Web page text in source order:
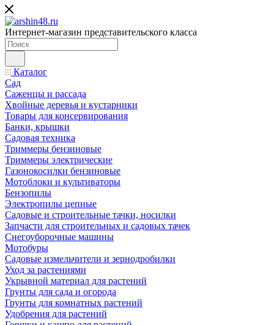
Интернет-магазин представительского класса
Каталог
Сад
Саженцы и рассада
Хвойные деревья и кустарники
Товары для консервирования
Банки, крышки
Садовая техника
Триммеры бензиновые
Триммеры электрические
Газонокосилки бензиновые
Мотоблоки и культиваторы
Бензопилы
Электропилы цепные
Садовые и строительные тачки, носилки
Запчасти для строительных и садовых тачек
Снегоуборочные машины
Мотобуры
Садовые измельчители и зернодробилки
Уход за растениями
Укрывной материал для растений
Грунты для сада и огорода
Грунты для комнатных растений
Удобрения для растений